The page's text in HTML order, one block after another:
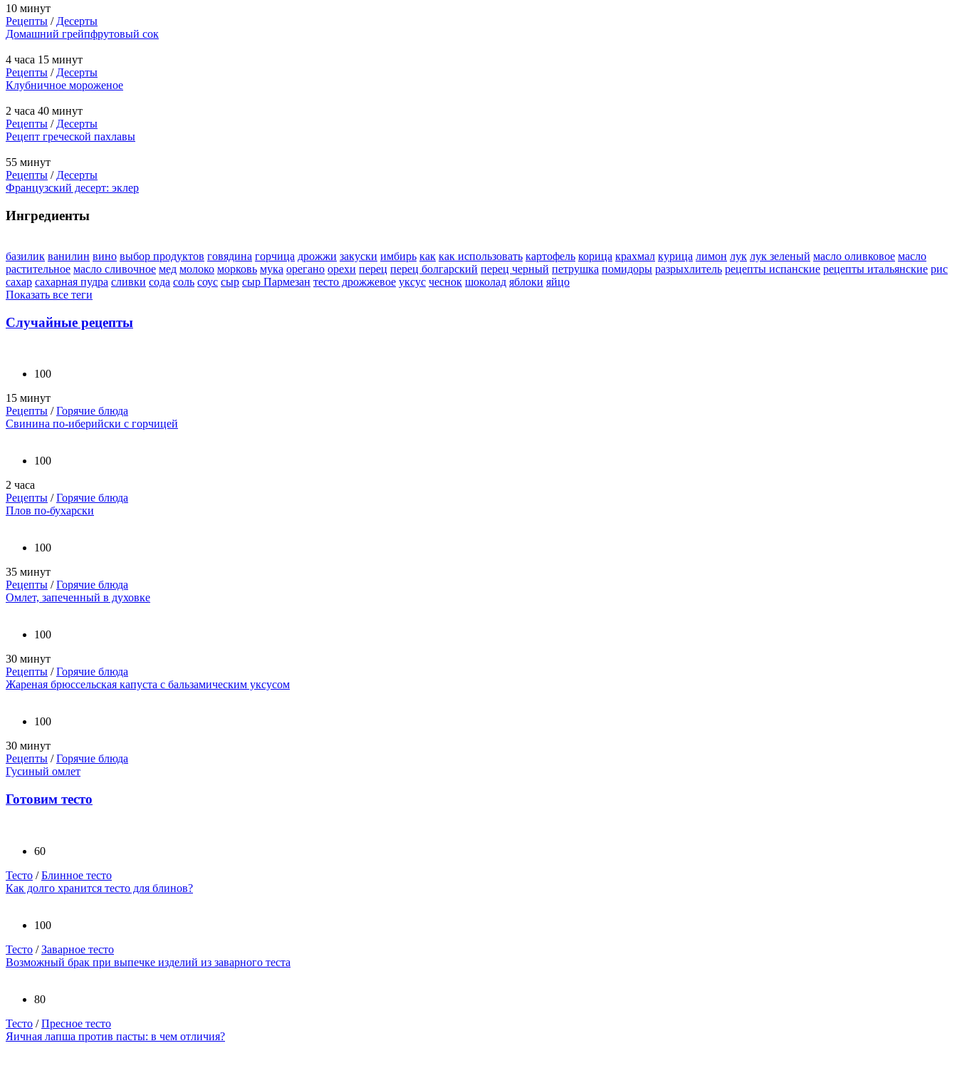
10 минут
Рецепты /Десерты
Домашний грейпфрутовый сок
4 часа 15 минут
Рецепты /Десерты
Клубничное мороженое
2 часа 40 минут
Рецепты /Десерты
Рецепт греческой пахлавы
55 минут
Рецепты /Десерты
Французский десерт: эклер
Ингредиенты
базилик ванилин вино выбор продуктов говядина горчица дрожжи закуски имбирь как как использовать картофель корица крахмал курица лимон лук лук зеленый масло оливковое масло
растительное масло сливочное мед молоко морковь мука орегано орехи перец перец болгарский перец черный петрушка помидоры разрыхлитель рецепты испанские рецепты итальянские рис
сахар сахарная пудра сливки сода соль соус сыр сыр Пармезан тесто дрожжевое уксус чеснок шоколад яблоки яйцо
Показать все теги
Случайные рецепты
100
15 минут
Рецепты /Горячие блюда
Свинина по-иберийски с горчицей
100
2 часа
Рецепты /Горячие блюда
Плов по-бухарски
100
35 минут
Рецепты /Горячие блюда
Омлет, запеченный в духовке
100
30 минут
Рецепты /Горячие блюда
Жареная брюссельская капуста с бальзамическим уксусом
100
30 минут
Рецепты /Горячие блюда
Гусиный омлет
Готовим тесто
60
Тесто /Блинное тесто
Как долго хранится тесто для блинов?
100
Тесто /Заварное тесто
Возможный брак при выпечке изделий из заварного теста
80
Тесто /Пресное тесто
Яичная лапша против пасты: в чем отличия?